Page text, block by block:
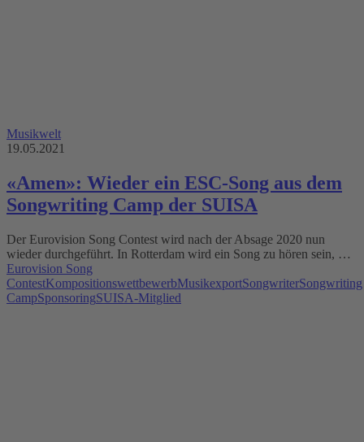
Musikwelt
19.05.2021
«Amen»: Wieder ein ESC-Song aus dem
Songwriting Camp der SUISA
Der Eurovision Song Contest wird nach der Absage 2020 nun
wieder durchgeführt. In Rotterdam wird ein Song zu hören sein, …
Eurovision Song
ContestKompositionswettbewerbMusikexportSongwriterSongwriting
CampSponsoringSUISA-Mitglied